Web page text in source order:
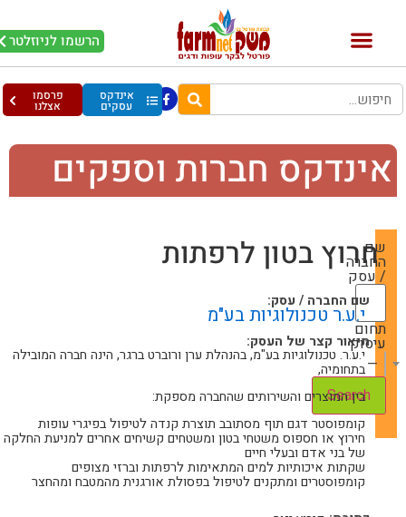
הרשמו לניוזלטר
אינדקס
עסקים
פרסמו
אצלנו
חברות וספקים
שם
החברה
/ עסק
תחום
עיסוק
— Choose One —
חרוץ בטון לרפתות
שם החברה / עסק:
י.ע.ר טכנולוגיות בע"מ
תיאור קצר של העסק:
י.ע.ר. טכנולוגיות בע"מ, בהנהלת ערן ורוברט ברגר, הינה חברה המובילה
בתחומיה,
בין המוצרים והשירותים שהחברה מספקת:
קומפוסטר דגם תוף מסתובב תוצרת קנדה לטיפול בפיגרי עופות
חירוץ או חספוס משטחי בטון ומשטחים קשיחים אחרים למניעת החלקה
של בני אדם ובעלי חיים
שקתות איכותיות למים המתאימות לרפתות וברזי מצופים
קומפוסטרים ומתקנים לטיפול בפסולת אורגנית מהמטבח ומהחצר